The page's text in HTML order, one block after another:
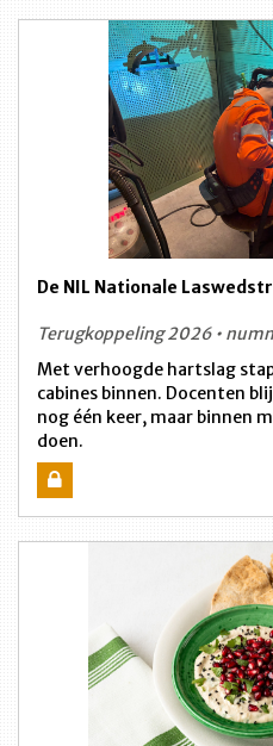
De NIL Nationale
Terugkoppeling 2026 •
Met verhoogde hartslag
cabines binnen. Docenten
nog één keer, maar binnen
doen.